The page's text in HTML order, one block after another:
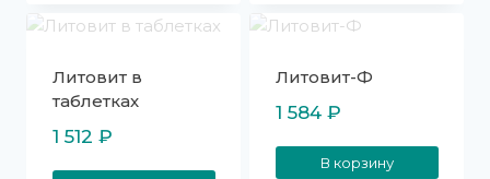
Литовит в
таблетках
1 512 ₽
Литовит-Ф
1 584 ₽
В корзину